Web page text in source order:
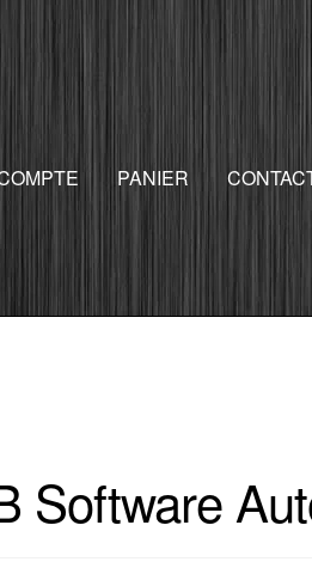
PANIER
Software